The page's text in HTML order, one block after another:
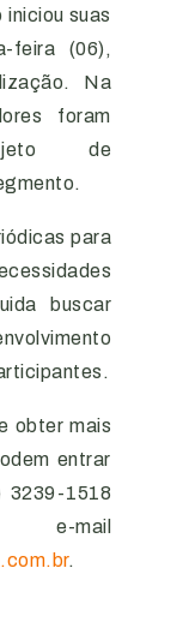
suas
feira (06),
Na
foram
de
para
buscar
obter mais
entrar
3239-1518
.